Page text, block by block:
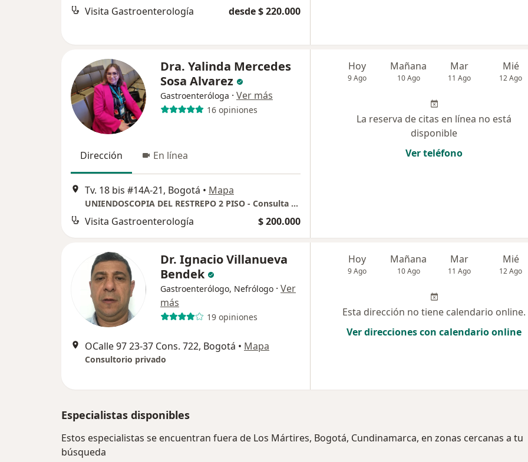
Visita Gastroenterología desde $ 220.000
Dra. Yalinda Mercedes
Sosa Alvarez
Gastroenteróloga · Ver más
16 opiniones
Dirección En línea
Tv. 18 bis #14A-21, Bogotá • Mapa
UNIENDOSCOPIA DEL RESTREPO 2 PISO - Consulta Privada
Visita Gastroenterología $ 200.000
Hoy
9 Ago
Mañana
10 Ago
Mar
11 Ago
Mié
12 Ago
La reserva de citas en línea no está
disponible
Ver teléfono
Dr. Ignacio Villanueva
Bendek
Gastroenterólogo, Nefrólogo · Ver
más
19 opiniones
OCalle 97 23‐37 Cons. 722, Bogotá • Mapa
Consultorio privado
Hoy
9 Ago
Mañana
10 Ago
Mar
11 Ago
Mié
12 Ago
Esta dirección no tiene calendario online.
Ver direcciones con calendario online
Especialistas disponibles
Estos especialistas se encuentran fuera de Los Mártires, Bogotá, Cundinamarca, en zonas cercanas a tu
búsqueda